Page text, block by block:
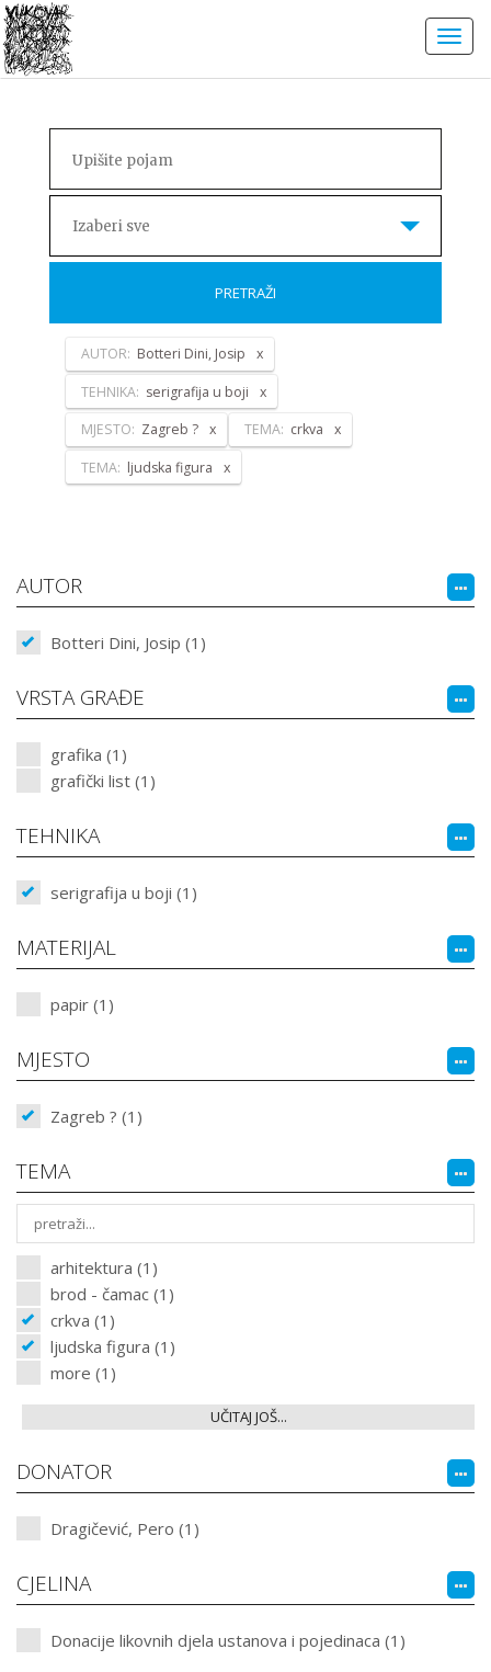
Izaberi sve
PRETRAŽI
AUTOR: Botteri Dini, Josip
TEHNIKA: serigrafija u boji
MJESTO: Zagreb ? TEMA: crkva
TEMA: ljudska figura
AUTOR
Botteri Dini, Josip (1)
VRSTA GRAĐE
grafika (1)
grafički list (1)
TEHNIKA
serigrafija u boji (1)
MATERIJAL
papir (1)
MJESTO
Zagreb ? (1)
TEMA
arhitektura (1)
brod - čamac (1)
crkva (1)
ljudska figura (1)
more (1)
UČITAJ JOŠ...
DONATOR
Dragičević, Pero (1)
CJELINA
Donacije likovnih djela ustanova i pojedinaca (1)